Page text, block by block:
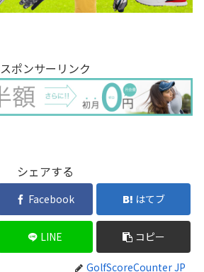
スポンサーリンク
シェアする
Facebook はてブ
LINE コピー
GolfScoreCounter JP